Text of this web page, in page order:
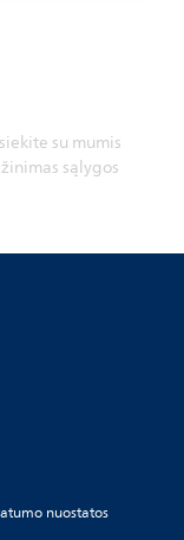
su mumis
sąlygos
nuostatos